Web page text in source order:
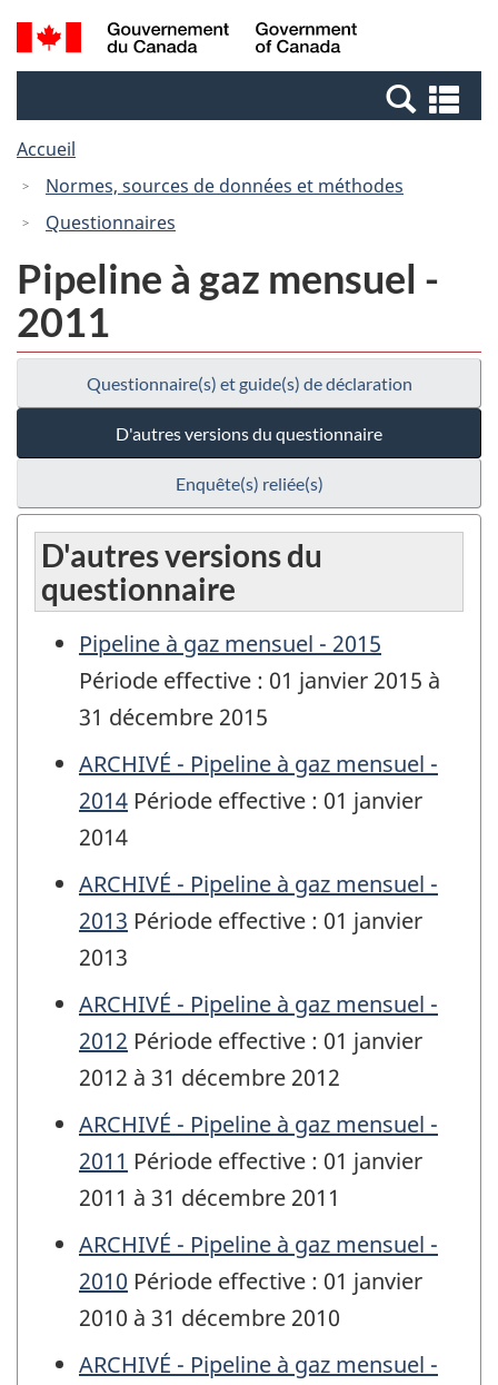
Passer
au
Passer
à
Canada
Recherche
et
et
Accueil
Normes, sources de données et méthodes
Questionnaires
Pipeline à gaz mensuel -
2011
Questionnaire(s) et guide(s) de déclaration
D'autres versions du questionnaire
Enquête(s) reliée(s)
D'autres versions du
questionnaire
Pipeline à gaz mensuel - 2015
Période effective : 01 janvier 2015 à
31 décembre 2015
ARCHIVÉ - Pipeline à gaz mensuel -
2014 Période effective : 01 janvier
2014
ARCHIVÉ - Pipeline à gaz mensuel -
2013 Période effective : 01 janvier
2013
ARCHIVÉ - Pipeline à gaz mensuel -
2012 Période effective : 01 janvier
2012 à 31 décembre 2012
ARCHIVÉ - Pipeline à gaz mensuel -
2011 Période effective : 01 janvier
2011 à 31 décembre 2011
ARCHIVÉ - Pipeline à gaz mensuel -
2010 Période effective : 01 janvier
2010 à 31 décembre 2010
ARCHIVÉ - Pipeline à gaz mensuel -